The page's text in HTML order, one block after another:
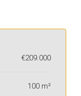
€209.000
100 m²